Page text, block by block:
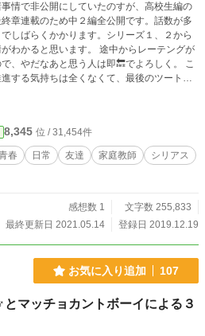
情で非公開にしていたのすが、高校生編の
章連載のため中２編全公開です。話数が多
しばらくかかります。シリーズ１、２から
思います。 途中からレーテングが
、やだなあと思う人は即🔙でよろしく。 こ
する気持ちは全くなくて、最後のツートッ
読してからクレームつけてください。最終
8,345 位 / 31,454件
春 日常 友達 家庭教師
シリアス
感想数 1
文字数 255,833
最終更新日 2021.05.14
登録日 2019.12.19
お気に入り追加 107
マッチョカントボーイによる３